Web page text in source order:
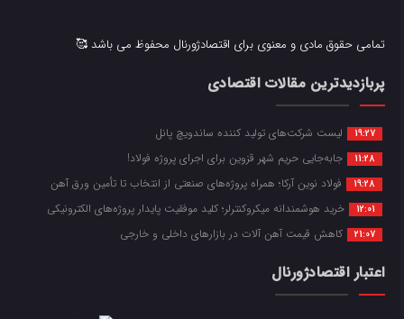
تمامی حقوق مادی و معنوی برای اقتصادژورنال محفوظ می باشد 🥰
پربازدیدترین مقالات اقتصادی
19:27 لیست شرکت‌های تولید کننده ساندویچ پانل
11:28 جابه‌جایی حریم شهر قزوین برای اجرای پروژه فولاد!
19:28 فولاد نوین آرکا؛ همراه پروژه‌های صنعتی از انتخاب تا تأمین ورق آهن
12:01 خرید هوشمندانه میکروکنترلر؛ کلید موفقیت پایدار پروژه‌های الکترونیکی
21:07 کاهش قیمت آهن آلات در بازارهای داخلی و خارجی
اعتبار اقتصادژورنال